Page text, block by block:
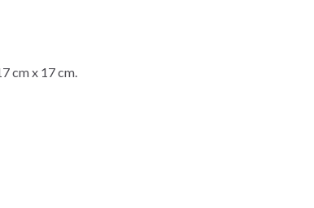
cm x 17 cm.